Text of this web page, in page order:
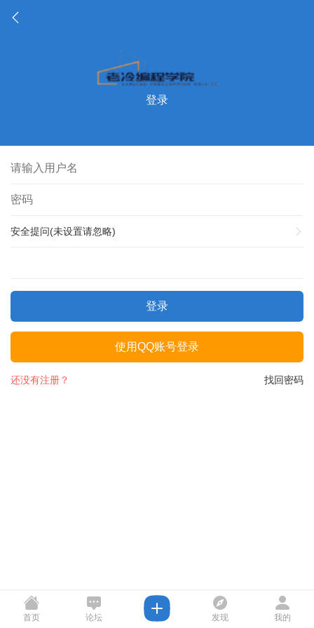
登录
安全提问(未设置请忽略)
登录
使用QQ账号登录
找回密码
还没有注册？
首页 论坛 发现 我的